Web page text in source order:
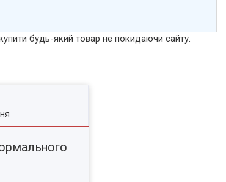
будь-який товар не покидаючи сайту.